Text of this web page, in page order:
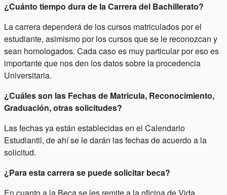
¿Cuánto tiempo dura de la Carrera del Bachillerato?
La carrera dependerá de los cursos matriculados por el
estudiante, asimismo por los cursos que se le reconozcan y
sean homologados. Cada caso es muy particular por eso es
importante que nos den los datos sobre la procedencia
Universitaria.
¿Cuáles son las Fechas de Matricula, Reconocimiento,
Graduación, otras solicitudes?
Las fechas ya están establecidas en el Calendario
Estudiantil, de ahí se le darán las fechas de acuerdo a la
solicitud.
¿Para esta carrera se puede solicitar beca?